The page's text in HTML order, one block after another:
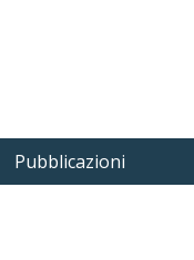
Pubblicazioni